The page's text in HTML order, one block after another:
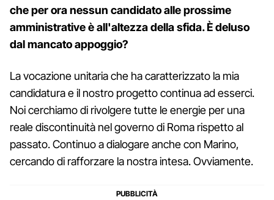
che per ora nessun candidato alle prossime
amministrative è all'altezza della sfida. È deluso
dal mancato appoggio?
La vocazione unitaria che ha caratterizzato la mia
candidatura e il nostro progetto continua ad esserci.
Noi cerchiamo di rivolgere tutte le energie per una
reale discontinuità nel governo di Roma rispetto al
passato. Continuo a dialogare anche con Marino,
cercando di rafforzare la nostra intesa. Ovviamente.